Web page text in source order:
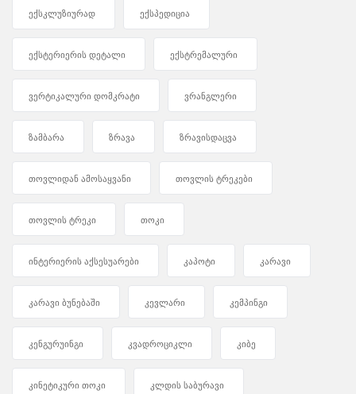
ექსკლუზიურად ექსპედიცია
ექსტერიერის დეტალი ექსტრემალური
ვერტიკალური დომკრატი ვრანგლერი
ზამბარა ზრავა ზრავისდაცვა
თოვლიდან ამოსაყვანი თოვლის ტრეკები
თოვლის ტრეკი თოკი
ინტერიერის აქსესუარები კაპოტი კარავი
კარავი ბუნებაში კევლარი კემპინგი
კენგურუინგი კვადროციკლი კიბე
კინეტიკური თოკი კლდის საბურავი